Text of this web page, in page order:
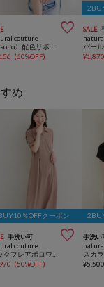

couture
〈osono〉配色リボンニット
(60%OFF)
SALE
¥
め
％OFFクーポン
手洗い可 
couture
(50%OFF)
手洗い
¥